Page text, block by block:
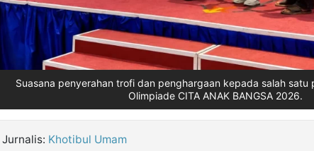
Suasana penyerahan trofi dan penghargaan kepada salah satu
Olimpiade CITA ANAK BANGSA 2026.
Jurnalis: Khotibul Umam